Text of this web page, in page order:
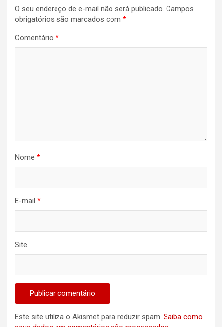
O seu endereço de e-mail não será publicado. Campos
obrigatórios são marcados com *
Comentário *
Nome *
E-mail *
Site
Este site utiliza o Akismet para reduzir spam. Saiba como